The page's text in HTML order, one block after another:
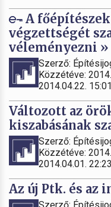
A
végzettségét
véleményezni »
Szerző:
Közzétéve:
2014.04.22. 15:01
Változott az
kiszabásának
Szerző:
Közzétéve:
2014.04.01. 22:23
Az új Ptk. és az
Szerző: